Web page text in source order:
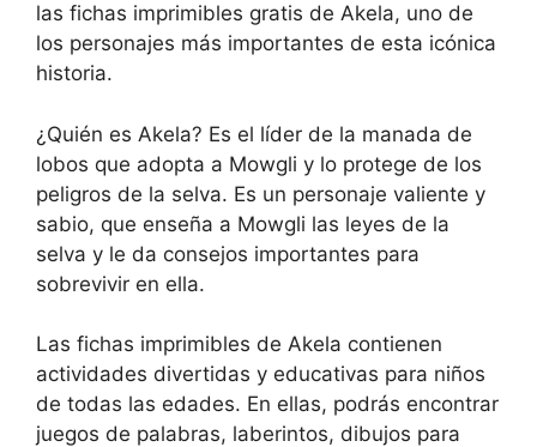
las fichas imprimibles gratis de Akela, uno de
los personajes más importantes de esta icónica
historia.
¿Quién es Akela? Es el líder de la manada de
lobos que adopta a Mowgli y lo protege de los
peligros de la selva. Es un personaje valiente y
sabio, que enseña a Mowgli las leyes de la
selva y le da consejos importantes para
sobrevivir en ella.
Las fichas imprimibles de Akela contienen
actividades divertidas y educativas para niños
de todas las edades. En ellas, podrás encontrar
juegos de palabras, laberintos, dibujos para